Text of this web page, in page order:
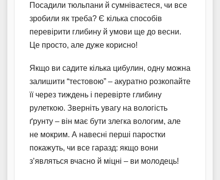
Посадили тюльпани й сумніваєтеся, чи все
зробили як треба? Є кілька способів
перевірити глибину й умови ще до весни.
Це просто, але дуже корисно!
Якщо ви садите кілька цибулин, одну можна
залишити “тестовою” – акуратно розкопайте
її через тиждень і перевірте глибину
рулеткою. Зверніть увагу на вологість
ґрунту – він має бути злегка вологим, але
не мокрим. А навесні перші паростки
покажуть, чи все гаразд: якщо вони
з’являться вчасно й міцні – ви молодець!